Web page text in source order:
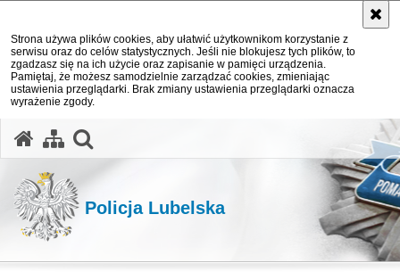
Strona używa plików cookies, aby ułatwić użytkownikom korzystanie z
serwisu oraz do celów statystycznych. Jeśli nie blokujesz tych plików, to
zgadzasz się na ich użycie oraz zapisanie w pamięci urządzenia.
Pamiętaj, że możesz samodzielnie zarządzać cookies, zmieniając
ustawienia przeglądarki. Brak zmiany ustawienia przeglądarki oznacza
wyrażenie zgody.
Policja Lubelska